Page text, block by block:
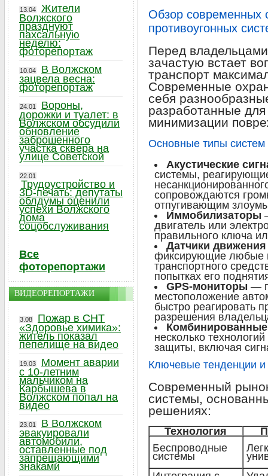
Обзор современных
противоугонных
Перед
зачастую встает
транспорт
Современные
себя
разработанные
минимизации
Основные типы систем
Акустические
системы,
сопровождаются
отпугивающим
Иммобилизаторы
двигатель или
правильного ключа
Датчики
фиксирующие любые
транспортного
попытках его
GPS-мониторы —
местоположение
быстро реагировать
разрешения
несколько
защиты, включая
Ключевые тенденции и
Современный
системы,
решениях:
Технология
Беспроводные
системы
13.04
Жители
Волжского
празднуют
пахсальную
неделю:
фоторепортаж
10.04
В Волжском
зацвела весна:
фоторепортаж
24.01
Вороны,
дорожки и туалет: в
Волжском обсудили
обновление
заброшенного
участка сквера на
улице Советской
22.01
Трудоустройство и
3D-печать: депутаты
облдумы оценили
успехи Волжского
дома
соцобслуживания
Все
фоторепортажи
ВИДЕОРЕПОРТАЖИ
3.08
Пожар в СНТ
«Здоровье химика»:
житель показал
пепелище на видео
19.03
Момент аварии
с 10-летним
мальчиком на
Карбышева в
Волжском попал на
видео
23.01
В Волжском
эвакуировали
автомобили,
оставленные под
запрещающими
знаками